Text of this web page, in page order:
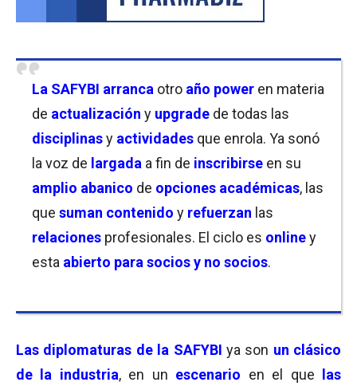
La SAFYBI arranca otro año power en materia
de actualización y upgrade de todas las
disciplinasy actividades que enrola. Ya sonó
la voz de largada a fin de inscribirse en su
amplio abanico de opciones académicas, las
que suman contenido y refuerzan las
relaciones profesionales. El ciclo es onliney
esta abierto para socios y no socios.
Las diplomaturas de la SAFYBI ya son un clásico
de la industria, en un escenario en el que
las